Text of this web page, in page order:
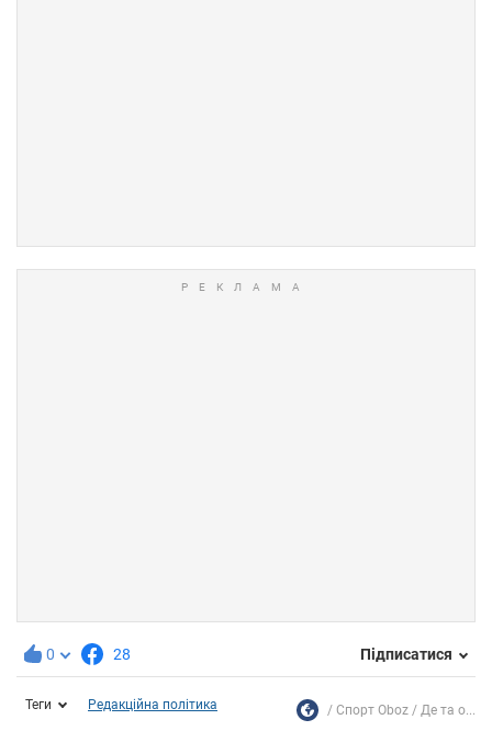
0 28 Підписатися
Теги Редакційна політика Спорт Oboz Де та о...